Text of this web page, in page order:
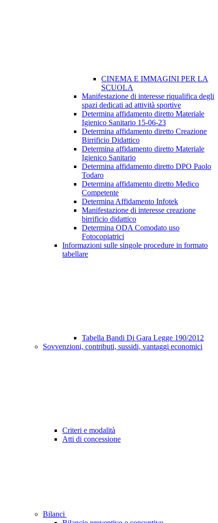
CINEMA E IMMAGINI PER LA
SCUOLA
Manifestazione di interesse riqualifica degli
spazi dedicati ad attività sportive
Determina affidamento diretto Materiale
Igienico Sanitario 15-06-23
Determina affidamento diretto Creazione
Birrificio Didattico
Determina affidamento diretto Materiale
Igienico Sanitario
Determina affidamento diretto DPO Paolo
Todaro
Determina affidamento diretto Medico
Competente
Determina Affidamento Infotek
Manifestazione di interesse creazione
birrificio didattico
Determina ODA Comodato uso
Fotocopiatrici
Informazioni sulle singole procedure in formato
tabellare
Tabella Bandi Di Gara Legge 190/2012
Sovvenzioni, contributi, sussidi, vantaggi economici
Criteri e modalità
Atti di concessione
Bilanci